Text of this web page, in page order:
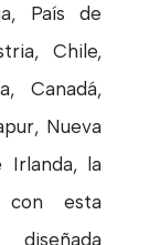
País de
Chile,
Canadá,
Nueva
Irlanda, la
con esta